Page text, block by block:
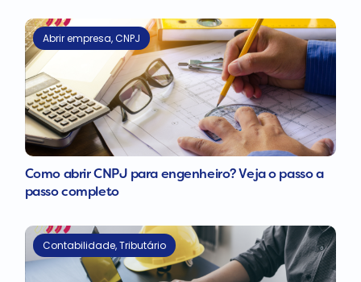
Abrir empresa,CNPJ
Como abrir CNPJ para engenheiro? Veja o passo a
passo completo
Contabilidade,Tributário